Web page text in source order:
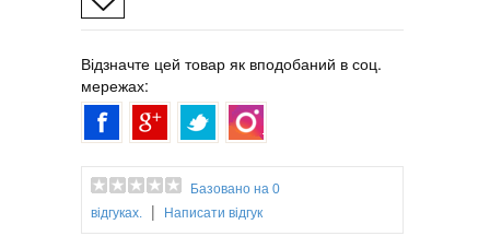
• Одна гребінець і гребінець з кольоровою
щіткою.
Відзначте цей товар як вподобаний в соц.
мережах:
Базовано на 0
відгуках.
| Написати відгук